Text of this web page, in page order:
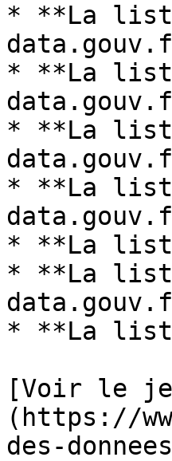
* **La
* **La
* **La
* **La
* **La
* **La
* **La
[Voir le
(https://
des-